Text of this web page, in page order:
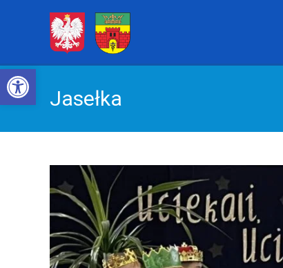
Open toolbar
Jasełka